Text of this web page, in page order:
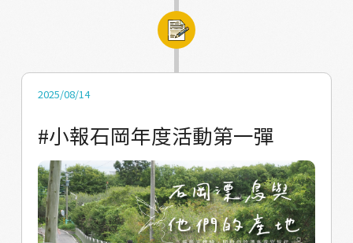
物畫框，形狀隨心所欲，基本的有三角形、正
方形，進階款，有人做了立體金字塔，甚至利
後，我們帶著大家出門散步，從梅子社區活動
伯公廟、水圳，夥伴們也放鬆身心感受，開始
物色採集喜歡的植物，有綠葉有小花，慢慢在
畫框上拼湊一幅自己喜愛的畫面。 󠀠 走讀結束
後，再回到活動中心，先請大家分享自己畫框
上的植物，有常見的牛筋草、酢漿草，也有攀
2025/08/14
#小報石岡年度活動第一彈